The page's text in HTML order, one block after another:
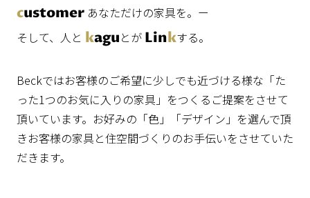
customer あなただけの家具を。ー
そして、人と kaguとが Linkする。
Beckではお客様のご希望に少しでも近づける様な「た
った1つのお気に入りの家具」をつくるご提案をさせて
頂いています。お好みの「色」「デザイン」を選んで頂
きお客様の家具と住空間づくりのお手伝いをさせていた
だきます。